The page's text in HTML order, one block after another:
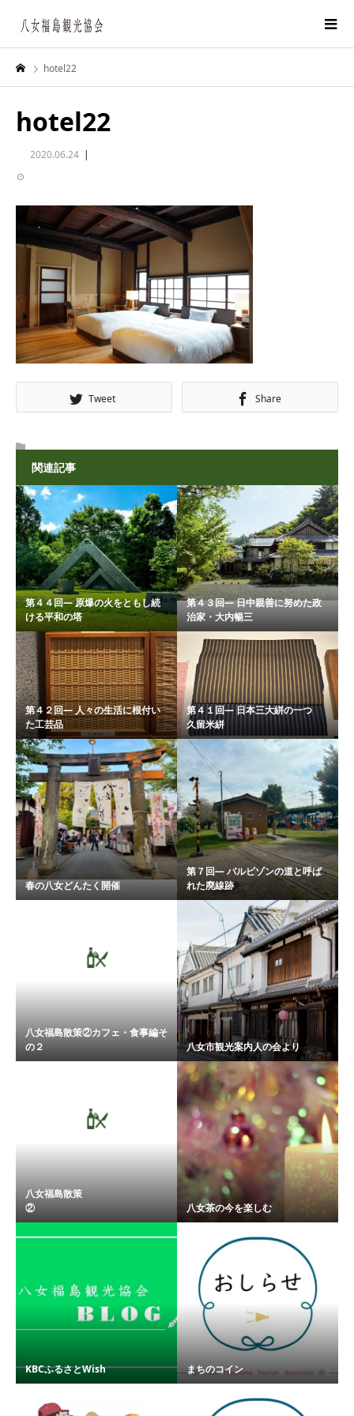
hotel22
hotel22
2020.06.24
Tweet Share
関連記事
第４４回― 原爆の火をともし続
ける平和の塔
第４３回― 日中親善に努めた政
治家・大内暢三
第４２回― 人々の生活に根付い
た工芸品
第４１回― 日本三大絣の一つ
久留米絣
春の八女どんたく開催
第７回― バルビゾンの道と呼ば
れた廃線跡
八女福島散策②カフェ・食事編そ
の２
八女市観光案内人の会より
八女福島散策
② ...八女茶の今を楽しむ
KBCふるさとWish まちのコイン